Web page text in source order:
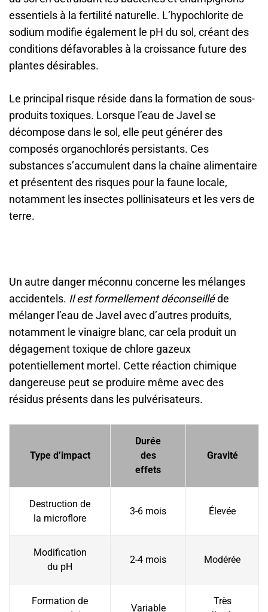
essentiels à la fertilité naturelle. L’hypochlorite de
sodium modifie également le pH du sol, créant des
conditions défavorables à la croissance future des
plantes désirables.
Le principal risque réside dans la formation de sous-
produits toxiques. Lorsque l’eau de Javel se
décompose dans le sol, elle peut générer des
composés organochlorés persistants. Ces
substances s’accumulent dans la chaîne alimentaire
et présentent des risques pour la faune locale,
notamment les insectes pollinisateurs et les vers de
terre.
Un autre danger méconnu concerne les mélanges
accidentels. Il est formellement déconseilléde
mélanger l’eau de Javel avec d’autres produits,
notamment le vinaigre blanc, car cela produit un
dégagement toxique de chlore gazeux
potentiellement mortel. Cette réaction chimique
dangereuse peut se produire même avec des
résidus présents dans les pulvérisateurs.
Type d’impact
Durée
des
effets
Gravité
Destruction de
la microflore
3-6 mois Élevée
Modification
du pH
2-4 mois Modérée
Formation de
Variable
Très